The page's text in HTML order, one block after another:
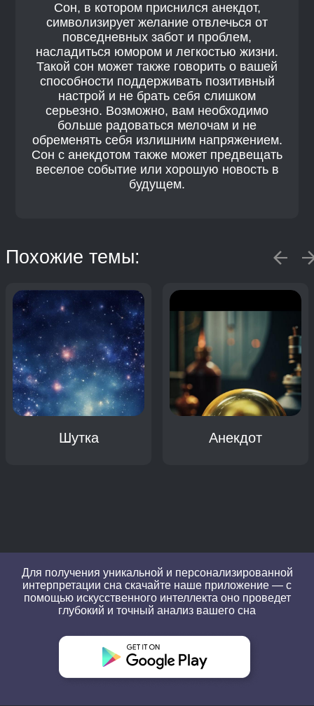
Сон, в котором приснился анекдот,
символизирует желание отвлечься от
повседневных забот и проблем,
насладиться юмором и легкостью жизни.
Такой сон может также говорить о вашей
способности поддерживать позитивный
настрой и не брать себя слишком
серьезно. Возможно, вам необходимо
больше радоваться мелочам и не
обременять себя излишним напряжением.
Сон с анекдотом также может предвещать
веселое событие или хорошую новость в
будущем.
Похожие темы:
Шутка Анекдот
Для получения уникальной и персонализированной
интерпретации сна скачайте наше приложение — с
помощью искусственного интеллекта оно проведет
глубокий и точный анализ вашего сна